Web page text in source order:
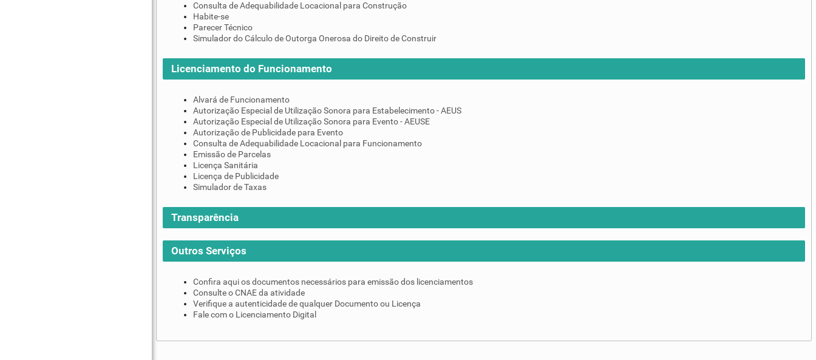
Consulta de Adequabilidade Locacional para Construção
Habite-se
Parecer Técnico
Simulador do Cálculo de Outorga Onerosa do Direito de Construir
Licenciamento do Funcionamento
Alvará de Funcionamento
Autorização Especial de Utilização Sonora para Estabelecimento - AEUS
Autorização Especial de Utilização Sonora para Evento - AEUSE
Autorização de Publicidade para Evento
Consulta de Adequabilidade Locacional para Funcionamento
Emissão de Parcelas
Licença Sanitária
Licença de Publicidade
Simulador de Taxas
Transparência
Outros Serviços
Confira aqui os documentos necessários para emissão dos licenciamentos
Consulte o CNAE da atividade
Verifique a autenticidade de qualquer Documento ou Licença
Fale com o Licenciamento Digital